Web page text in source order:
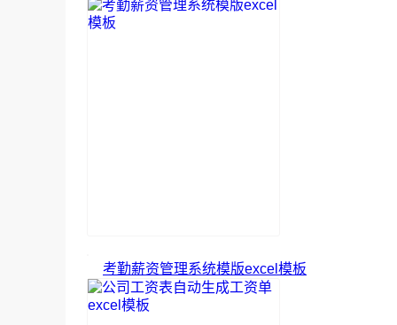
考勤薪资管理系统模版excel模板